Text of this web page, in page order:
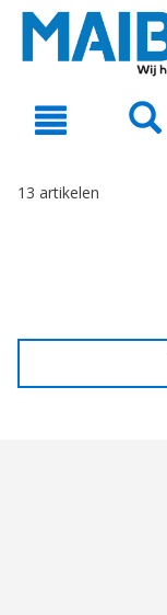
text.skipToNavigation
13 artikelen